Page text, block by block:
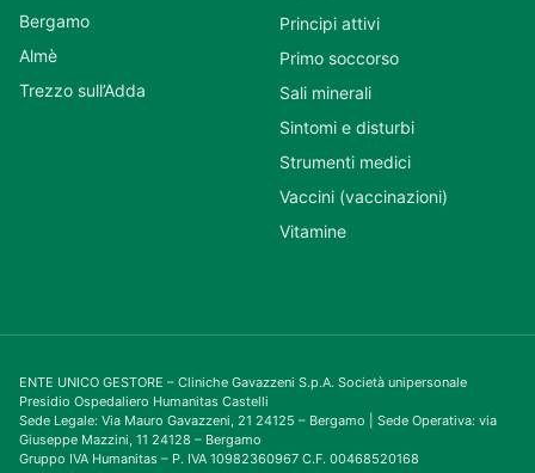
Bergamo
Almè
Trezzo sull’Adda
Principi attivi
Primo soccorso
Sali minerali
Sintomi e disturbi
Strumenti medici
Vaccini (vaccinazioni)
Vitamine
ENTE UNICO GESTORE – Cliniche Gavazzeni S.p.A. Società unipersonale
Presidio Ospedaliero Humanitas Castelli
Sede Legale: Via Mauro Gavazzeni, 21 24125 – Bergamo | Sede Operativa: via
Giuseppe Mazzini, 11 24128 – Bergamo
Gruppo IVA Humanitas – P. IVA 10982360967 C.F. 00468520168